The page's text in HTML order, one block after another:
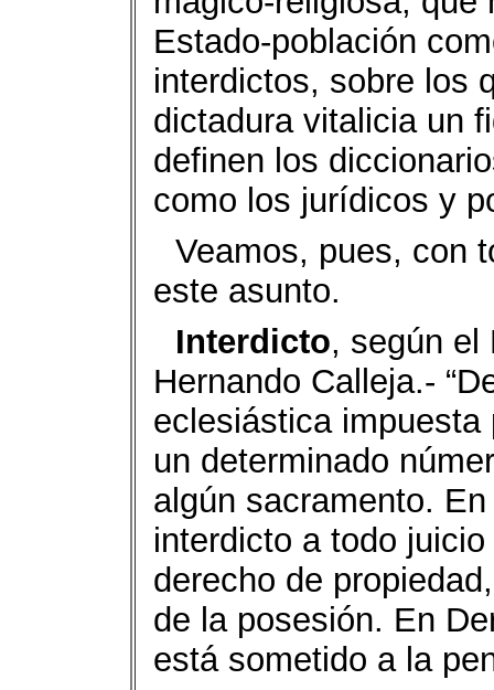
Estado-población
interdictos, sobre los
dictadura vitalicia un
definen los
como los jurídicos y
Veamos, pues, con
este asunto.
Interdicto, según el
Hernando Calleja.-
eclesiástica
un determinado
algún sacramento.
interdicto a todo
derecho de
de la posesión. En
está sometido a la